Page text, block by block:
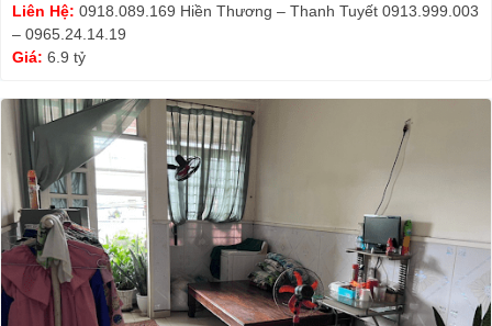
Liên Hệ: 0918.089.169 Hiền Thương – Thanh Tuyết 0913.999.003
– 0965.24.14.19
Giá: 6.9 tỷ